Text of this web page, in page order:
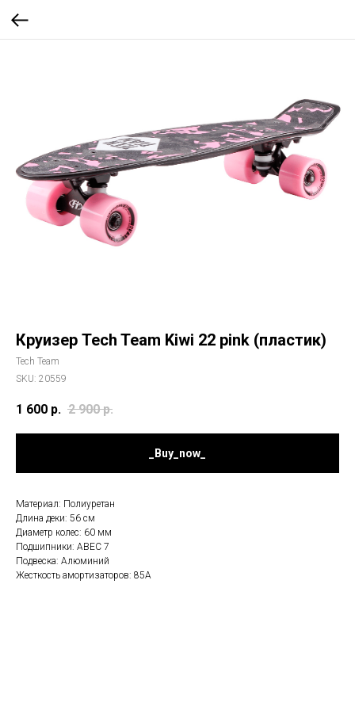
Круизер Tech Team Kiwi 22 pink (пластик)
Tech Team
SKU: 20559
1 600 р. 2 900 р.
_Buy_now_
Материал: Полиуретан
Длина деки: 56 см
Диаметр колес: 60 мм
Подшипники: ABEC 7
Подвеска: Алюминий
Жесткость амортизаторов: 85А